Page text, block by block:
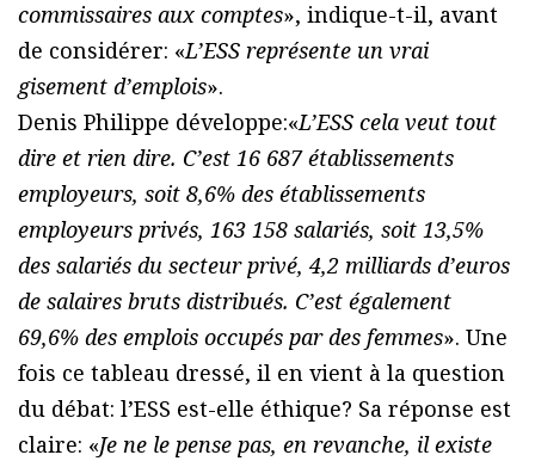
commissaires aux comptes», indique-t-il, avant
de considérer: «L’ESS représente un vrai
gisement d’emplois».
Denis Philippe développe:«L’ESS cela veut tout
dire et rien dire. C’est 16 687 établissements
employeurs, soit 8,6% des établissements
employeurs privés, 163 158 salariés, soit 13,5%
des salariés du secteur privé, 4,2 milliards d’euros
de salaires bruts distribués. C’est également
69,6% des emplois occupés par des femmes». Une
fois ce tableau dressé, il en vient à la question
du débat: l’ESS est-elle éthique? Sa réponse est
claire: «Je ne le pense pas, en revanche, il existe